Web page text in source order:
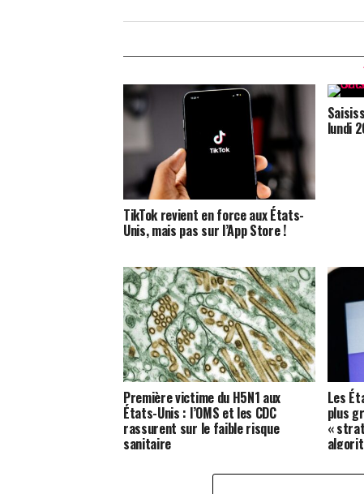
TikTok revient en force aux États-
Unis, mais pas sur l’App Store !
lundi
Première victime du H5N1 aux
États-Unis : l’OMS et les CDC
rassurent sur le faible risque
sanitaire
Les
plus
«